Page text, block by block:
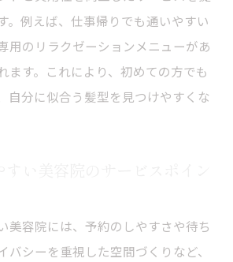
。例えば、仕事帰りでも通いやすい
用のリラクゼーションメニューがあ
ます。これにより、初めての方でも
自分に似合う髪型を見つけやすくな
美容院には、予約のしやすさや待ち
バシーを重視した空間づくりなど、